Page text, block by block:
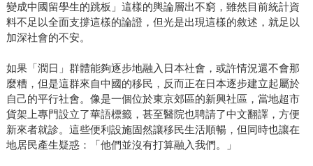
變成中國留學生的跳板」這樣的輿論層出不窮，雖然目前統計資
料不足以全面支撐這樣的論證，但光是出現這樣的敘述，就足以
加深社會的不安。
如果「潤日」群體能夠逐步地融入日本社會，或許情況還不會那
麼糟，但是這群來自中國的移民，反而正在日本逐步建立起屬於
自己的平行社會。像是一個位於東京郊區的新興社區，當地超市
貨架上專門設立了華語標籤，甚至醫院也聘請了中文翻譯，方便
新來者就診。這些便利設施固然讓移民生活順暢，但同時也讓在
地居民產生疑惑：「他們並沒有打算融入我們。」